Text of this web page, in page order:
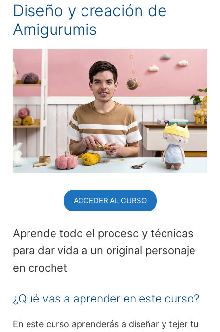
Diseño y creación de
Amigurumis
ACCEDER AL CURSO
Aprende todo el proceso y técnicas
para dar vida a un original personaje
en crochet
¿Qué vas a aprender en este curso?
En este curso aprenderás a diseñar y tejer tu